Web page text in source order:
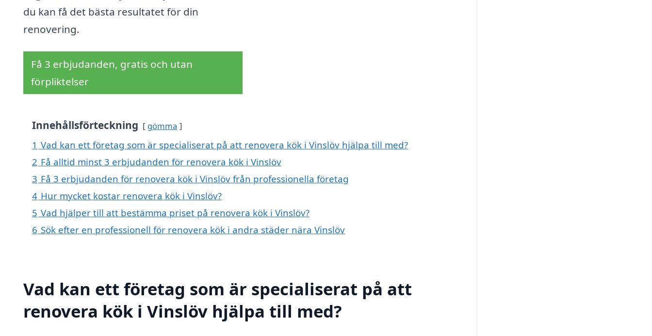
du kan få det bästa resultatet för din
renovering.
Få 3 erbjudanden, gratis och utan
förpliktelser
Innehållsförteckning gömma
1 Vad kan ett företag som är specialiserat på att renovera kök i Vinslöv hjälpa till med?
2 Få alltid minst 3 erbjudanden för renovera kök i Vinslöv
3 Få 3 erbjudanden för renovera kök i Vinslöv från professionella företag
4 Hur mycket kostar renovera kök i Vinslöv?
5 Vad hjälper till att bestämma priset på renovera kök i Vinslöv?
6 Sök efter en professionell för renovera kök i andra städer nära Vinslöv
Vad kan ett företag som är specialiserat på att
renovera kök i Vinslöv hjälpa till med?